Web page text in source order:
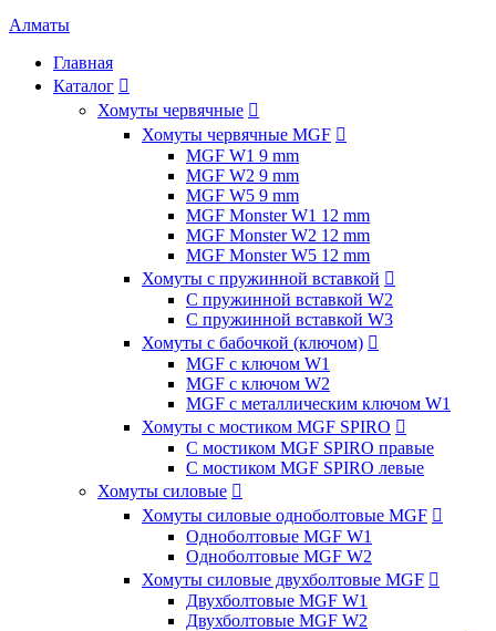
Алматы
Главная
Каталог 
Хомуты червячные 
Хомуты червячные MGF 
MGF W1 9 mm
MGF W2 9 mm
MGF W5 9 mm
MGF Monster W1 12 mm
MGF Monster W2 12 mm
MGF Monster W5 12 mm
Хомуты с пружинной вставкой 
С пружинной вставкой W2
С пружинной вставкой W3
Хомуты с бабочкой (ключом) 
MGF с ключом W1
MGF с ключом W2
MGF с металлическим ключом W1
Хомуты с мостиком MGF SPIRO 
С мостиком MGF SPIRO правые
С мостиком MGF SPIRO левые
Хомуты силовые 
Хомуты силовые одноболтовые MGF 
Одноболтовые MGF W1
Одноболтовые MGF W2
Хомуты силовые двухболтовые MGF 
Двухболтовые MGF W1
Двухболтовые MGF W2